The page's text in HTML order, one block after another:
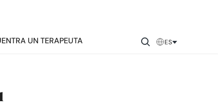
UN TERAPEUTA ES